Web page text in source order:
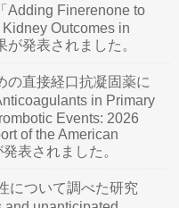
Adding Finerenone to
Outcomes in
発表されました。
の直接経口抗凝固薬に
in Primary
Events: 2026
of the American
表されました。
について調べた研究